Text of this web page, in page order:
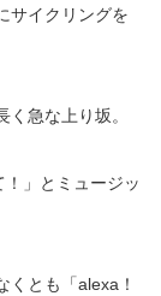
サイクリングを
急な上り坂。
」とミュージッ
くとも「alexa！